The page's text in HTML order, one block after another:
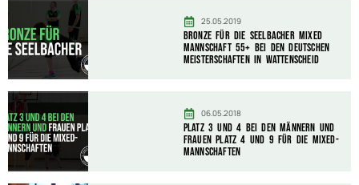
25.05.2019
Bronze für die Seelbacher Mixed
Mannschaft 55+ bei den Deutschen
Meisterschaften in Wattenscheid
06.05.2018
Platz 3 und 4 bei den Männern und
Frauen Platz 4 und 9 für die Mixed-
Mannschaften